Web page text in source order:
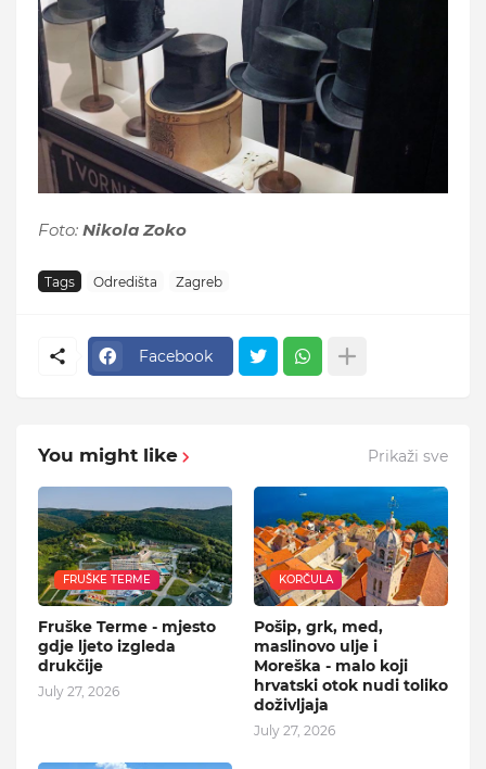
Foto: Nikola Zoko
Tags Odredišta Zagreb
Facebook
You might like Prikaži sve
FRUŠKE TERME
Fruške Terme - mjesto
gdje ljeto izgleda
drukčije
July 27, 2026
KORČULA
Pošip, grk, med,
maslinovo ulje i
Moreška - malo koji
hrvatski otok nudi toliko
doživljaja
July 27, 2026